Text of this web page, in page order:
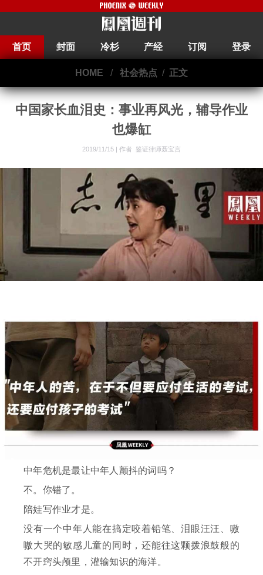
首页 封面 冷杉 产经 订阅 登录
HOME / 社会热点 / 正文
中国家长血泪史：事业再风光，辅导作业
也爆缸
2019/11/15 | 作者 鉴证律师聂宝言
中年危机是最让中年人颤抖的词吗？
不。你错了。
陪娃写作业才是。
没有一个中年人能在搞定咬着铅笔、泪眼汪汪、嗷
嗷大哭的敏感儿童的同时，还能往这颗拨浪鼓般的
不开窍头颅里，灌输知识的海洋。